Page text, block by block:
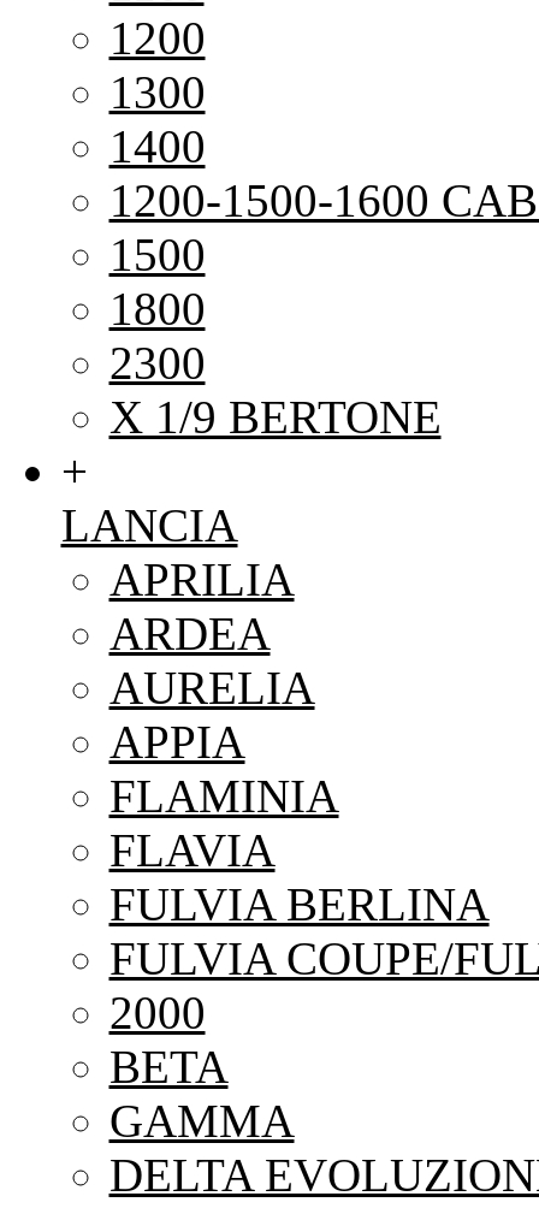
1200
1300
1400
1200-1500-1600
1500
1800
2300
X 1/9 BERTONE
+
LANCIA
APRILIA
ARDEA
AURELIA
APPIA
FLAMINIA
FLAVIA
FULVIA BERLINA
FULVIA COUPE/
2000
BETA
GAMMA
DELTA